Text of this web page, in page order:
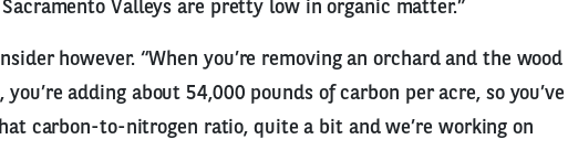
Valleys are pretty low in organic matter.”
however. “When you’re removing an orchard and the wood
adding about 54,000 pounds of carbon per acre, so you’ve
carbon-to-nitrogen ratio, quite a bit and we’re working on